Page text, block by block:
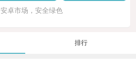
安卓市场，安全绿色
排行